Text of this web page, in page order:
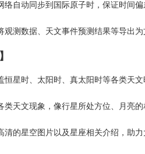
络自动同步到国际原子时，保证时间偏
观测数据、天文事件预测结果等导出
恒星时、太阳时、真太阳时等各类天文
类天文现象，像行星所处方位、月亮的
清的星空图片以及星座相关介绍，助力